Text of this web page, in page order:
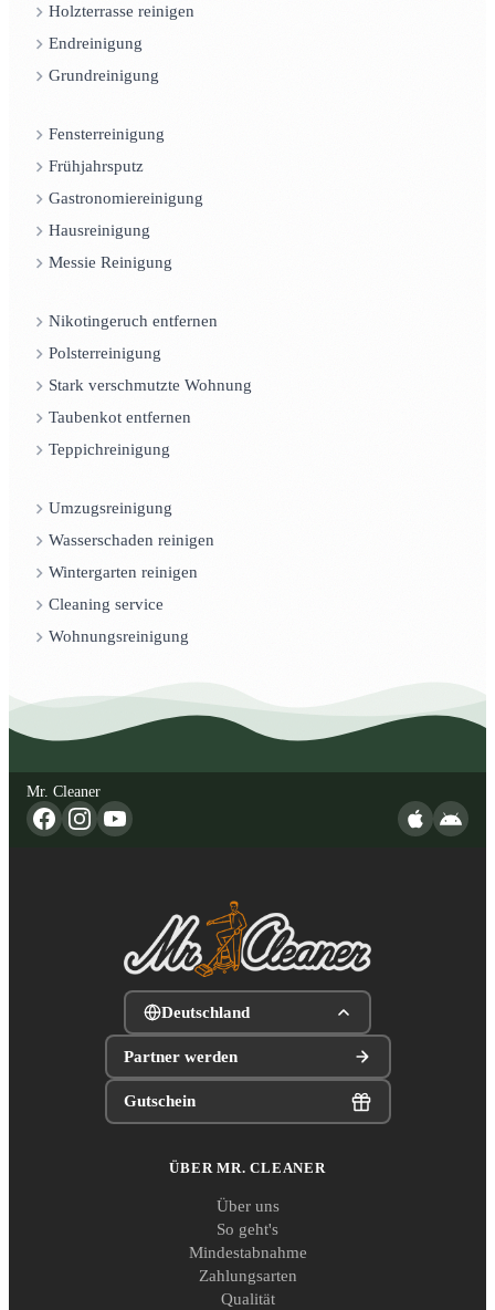
Holzterrasse reinigen
Endreinigung
Grundreinigung
Fensterreinigung
Frühjahrsputz
Gastronomiereinigung
Hausreinigung
Messie Reinigung
Nikotingeruch entfernen
Polsterreinigung
Stark verschmutzte Wohnung
Taubenkot entfernen
Teppichreinigung
Umzugsreinigung
Wasserschaden reinigen
Wintergarten reinigen
Cleaning service
Wohnungsreinigung
Mr. Cleaner
Deutschland
Partner werden
Gutschein
ÜBER MR. CLEANER
Über uns
So geht's
Mindestabnahme
Zahlungsarten
Qualität